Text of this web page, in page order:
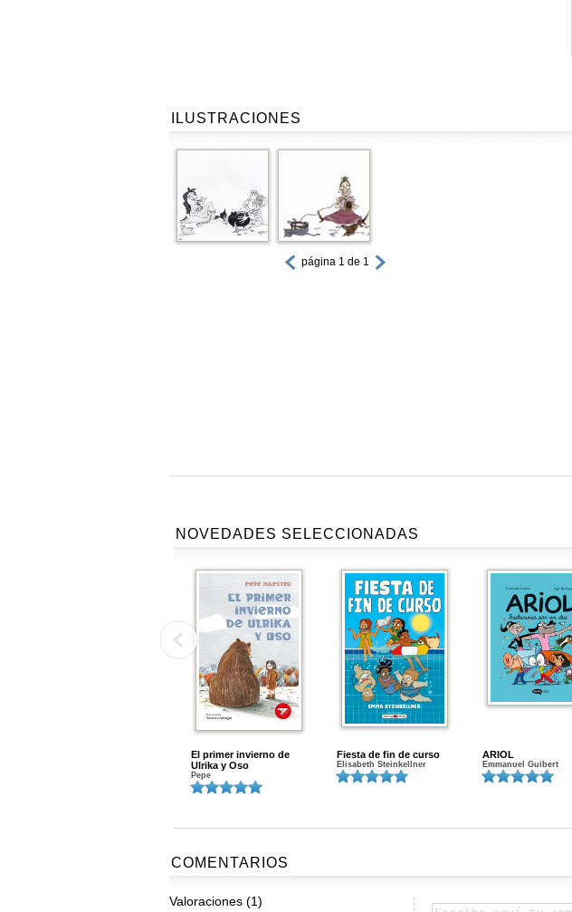
ILUSTRACIONES
página 1 de 1
NOVEDADES SELECCIONADAS
El primer invierno de
Ulrika y Oso
Pepe
Fiesta de fin de curso
Elisabeth Steinkellner
ARIOL
Emmanuel Guibert
COMENTARIOS
Valoraciones (1)